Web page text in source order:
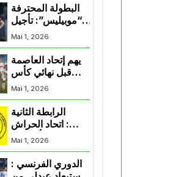
البطولة المحترفة
“موبيليس”: تأجيل
مباراة إتحاد
العاصمة وأتلتيك
بارادو
Mai 1, 2026
يهم إتحاد العاصمة
قبل نهائي كأس
اكاف : الزمالك
يسقط بثلاثية أمام
Mai 1, 2026
الرابطة الثانية
: اتحاد الحراش
يحسم التأهل إلى
“البلاي أوف”
Mai 1, 2026
الدوري الفرنسي :